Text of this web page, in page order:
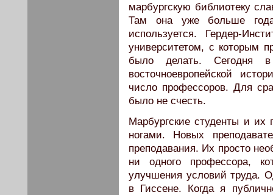
марбургскую библиотеку
Там она уже больше
используется. Гердер-
университетом, с которым
было делать. Сегодня
восточноевропейской
число профессоров. Для
было не счесть.
Марбургские студенты и
ногами. Новых
преподавания. Их просто
ни одного профессора,
улучшения условий труда.
в Гиссене. Когда я